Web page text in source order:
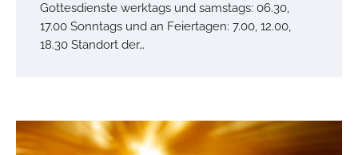
Gottesdienste werktags und samstags: 06.30,
17.00 Sonntags und an Feiertagen: 7.00, 12.00,
18.30 Standort der…